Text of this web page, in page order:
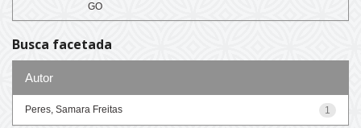
GO
Busca facetada
Autor
1
Peres, Samara Freitas